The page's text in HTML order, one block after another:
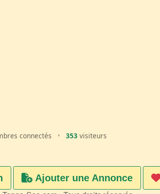
connectés • 353 visiteurs
Ajouter une Annonce